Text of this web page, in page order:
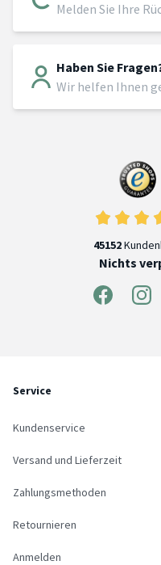
Melden Sie Ihre
Haben Sie
Wir helfen Ihnen
45152
Nichts
Service
Kundenservice
Versand und Lieferzeit
Zahlungsmethoden
Retournieren
Anmelden